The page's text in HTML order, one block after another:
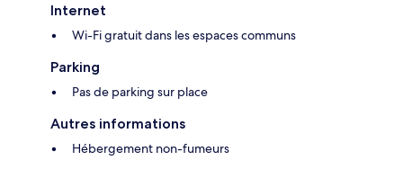
Internet
Wi-Fi gratuit dans les espaces communs
Parking
Pas de parking sur place
Autres informations
Hébergement non-fumeurs